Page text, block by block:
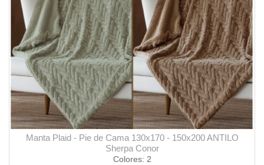
Manta Plaid - Pie de Cama 130x170 - 150x200 ANTILO
Sherpa Conor
Colores: 2